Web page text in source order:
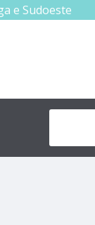
e Sudoeste